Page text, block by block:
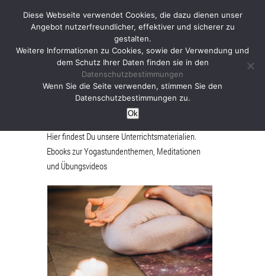
ebooks
Hier findest Du unsere Unterrichtsmaterialien.
Ebooks zur Yogastundenthemen, Meditationen
und Übungsvideos
Diese Webseite verwendet Cookies, die dazu dienen unser
Angebot nutzerfreundlicher, effektiver und sicherer zu
gestalten.
Weitere Informationen zu Cookies, sowie der Verwendung und
dem Schutz Ihrer Daten finden sie in den
Datenschutzbestimmungen
Wenn Sie die Seite verwenden, stimmen Sie den
Datenschutzbestimmungen zu.
Ok